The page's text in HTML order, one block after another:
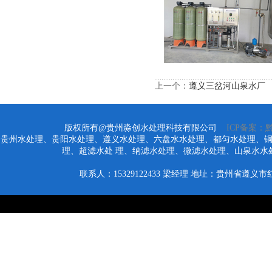
上一个： 遵义三岔河山泉水厂
版权所有@贵州淼创水处理科技有限公司 ICP备案：
贵州水处理、贵阳水处理、遵义水处理、六盘水水处理、都匀水处理、
理、超滤水处 理、纳滤水处理、微滤水处理、山泉水
联系人：15329122433 梁经理 地址：贵州省遵义